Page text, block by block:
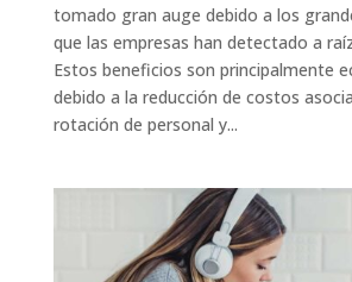
tomado gran auge debido a los
que las empresas han detectado a
Estos beneficios son principalmente
debido a la reducción de costos
rotación de personal y...